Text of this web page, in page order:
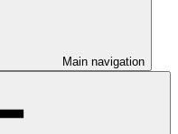
Main navigation